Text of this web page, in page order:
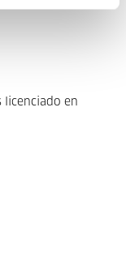
licenciado en